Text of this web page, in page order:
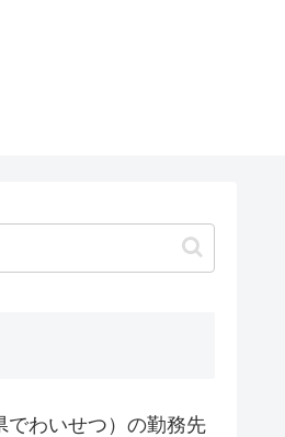
でわいせつ）の勤務先